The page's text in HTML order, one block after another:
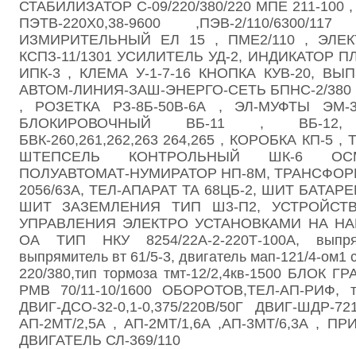
СТАБИЛИЗАТОР С-09/220/380/220 МПЕ 211-
ПЭТВ-220Х0,38-9600 ,ПЭВ-2/110/
ИЗМИРИТЕЛЬНЫЙ ЕЛ 15 , ПМЕ2/110 ,
КСПЗ-11/1301 УСИЛИТЕЛЬ УД-2, ИНДИКАТОР
ИПК-3 , КЛЕМА У-1-7-16 КНОПКА КУВ-20,
АВТОМ-ЛИНИЯ-ЗАШ-ЭНЕРГО-СЕТЬ БПНС-2/380
, РОЗЕТКА РЗ-8Б-50В-6А , ЭЛ-МУФТЫ ЭМ-
БЛОКИРОВОЧНЫЙ ВБ-11 , ВБ-12,
БВК-260,261,262,263 264,265 , КОРОБКА КП-5 ,
ШТЕПСЕЛЬ КОНТРОЛЬНЫЙ ШК-6 ОСМ
ПОЛУАВТОМАТ-НУМИРАТОР НП-8М,
2056/63А, ТЕЛ-АПАРАТ ТА 68ЦБ-2, ШИТ
ШИТ ЗАЗЕМЛЕНИЯ ТИП Ш3-П2,
УПРАВЛЕНИЯ ЭЛЕКТРО УСТАНОВКАМИ НА
ОА ТИП НКУ 8254/22А-2-220Т-100А,
выпрямитель вт 61/5-3, двигатель мап-121/4-ом1
220/380,тип тормоза тмт-12/2,4кв-1500 БЛОК
РМВ 70/11-10/1600 ОБОРОТОВ,ТЕЛ-АП-РИФ,
ДВИГ-ДСО-32-0,1-0,375/220В/50Г ДВИГ-ШДР-
АП-2МТ/2,5А , АП-2МТ/1,6А ,АП-3МТ/6,3А ,
ДВИГАТЕЛЬ СЛ-369/110